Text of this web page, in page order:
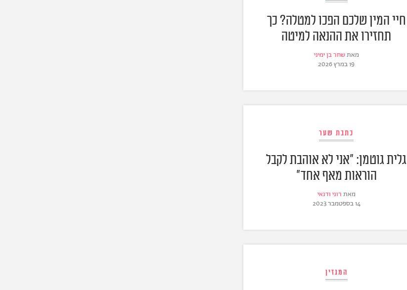
חיי המין שלכם הפכו למטלה? כך
תחזירו את ההנאה למיטה
מאתשחר בן ימיני
19 במרץ 2026
כתבת שער
גלית גוטמן: "אני לא אוהבת לקבל
הוראות מאף אחד"
מאת רוני ודנאי
14 בספטמבר 2023
המגזין